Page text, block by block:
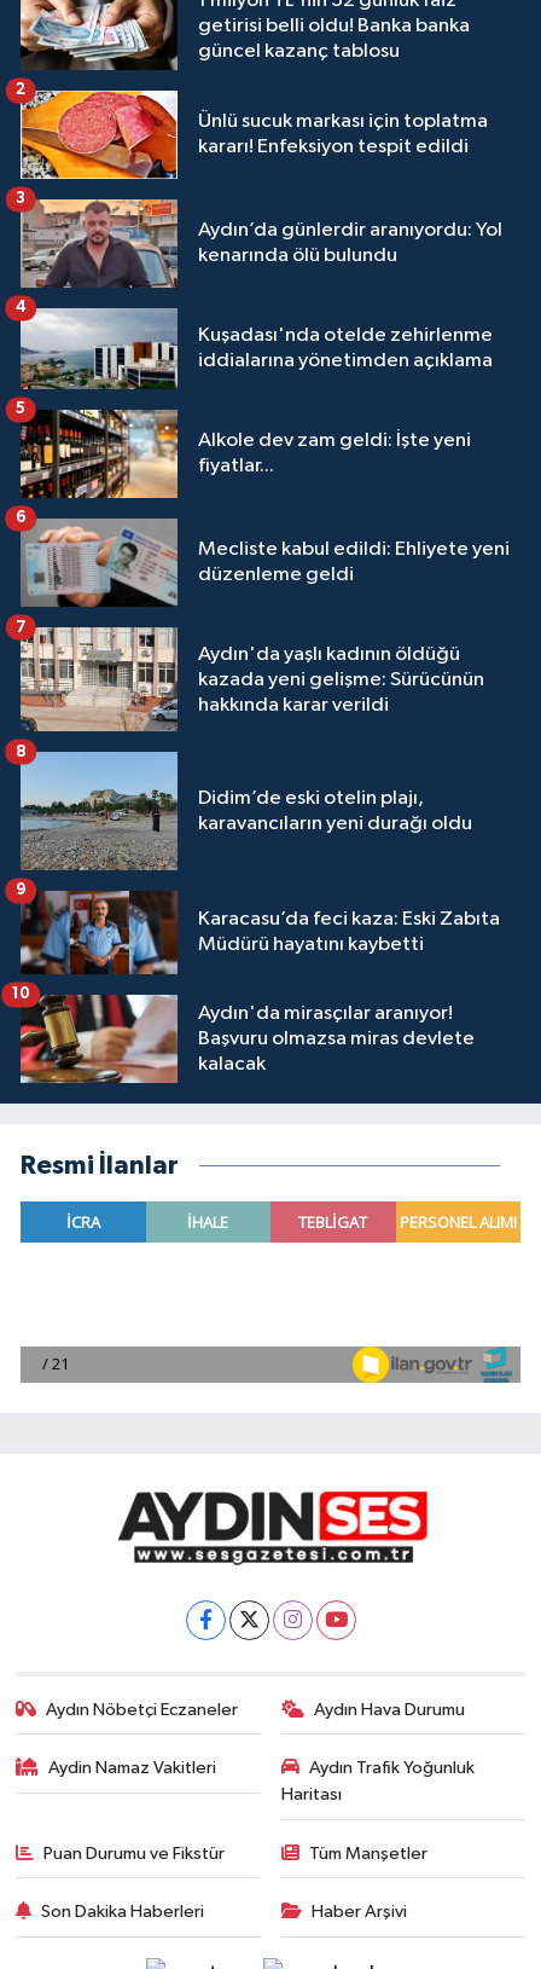
getirisi belli oldu! Banka banka
güncel kazanç tablosu
Ünlü sucuk markası için toplatma
kararı! Enfeksiyon tespit edildi
2
Aydın’da günlerdir aranıyordu: Yol
kenarında ölü bulundu
3
Kuşadası'nda otelde zehirlenme
iddialarına yönetimden açıklama
4
Alkole dev zam geldi: İşte yeni
fiyatlar...
5
Mecliste kabul edildi: Ehliyete yeni
düzenleme geldi
6
Aydın'da yaşlı kadının öldüğü
kazada yeni gelişme: Sürücünün
hakkında karar verildi
7
Didim’de eski otelin plajı,
karavancıların yeni durağı oldu
8
Karacasu’da feci kaza: Eski Zabıta
Müdürü hayatını kaybetti
9
Aydın'da mirasçılar aranıyor!
Başvuru olmazsa miras devlete
kalacak
10
Resmi İlanlar
Aydın Nöbetçi Eczaneler Aydın Hava Durumu
Aydin Namaz Vakitleri
Aydın Trafik Yoğunluk
Haritası
Puan Durumu ve Fikstür Tüm Manşetler
Son Dakika Haberleri Haber Arşivi